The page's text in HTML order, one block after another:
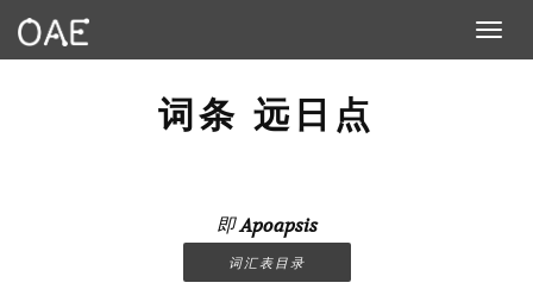
Toggle
词条 远日点
即Apoapsis
词汇表目录